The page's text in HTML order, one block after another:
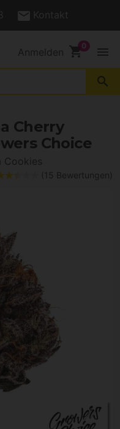
Kontakt
Anmelden shopping_cart menu
search
Cherry
Choice
Cookies
(15 Bewertungen)